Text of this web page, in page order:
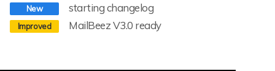
starting changelog
MailBeez V3.0 ready